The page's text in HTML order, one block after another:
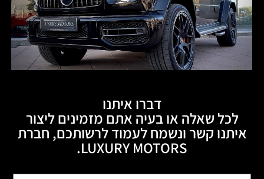
דברו איתנו
לכל שאלה או בעיה אתם מזמינים ליצור
איתנו קשר ונשמח לעמוד לרשותכם, חברת
LUXURY MOTORS.